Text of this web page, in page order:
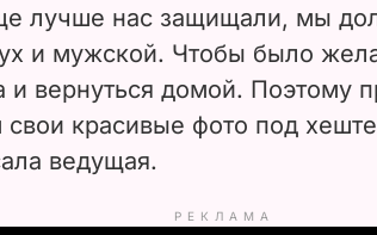
лучше нас защищали, мы
и мужской. Чтобы было
и вернуться домой. Поэтому
свои красивые фото под
ведущая.
РЕКЛАМА